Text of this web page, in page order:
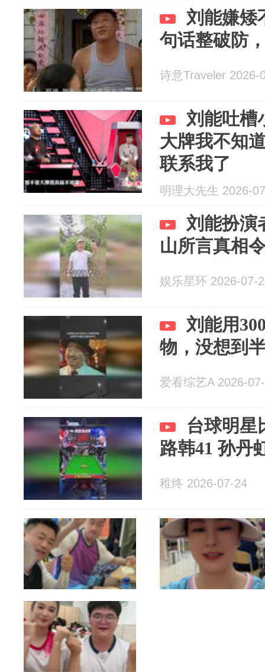
刘能嫌矮
句话整破防
诗意Traveler 2026-
刘能吐槽
大牌我不知
联系我了
明理大先生 2026-
刘能扮演
山所言真相
娱乐星环 2026-07-
刘能用
物，没想到
爱看综艺A 2026-
台球明星
路韩41 孙丹
稚终 2026-07-24